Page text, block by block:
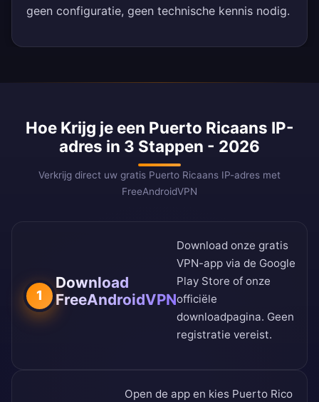
geen configuratie, geen technische kennis nodig.
Hoe Krijg je een Puerto Ricaans IP-
adres in 3 Stappen - 2026
Verkrijg direct uw gratis Puerto Ricaans IP-adres met
FreeAndroidVPN
1
Download
FreeAndroidVPN
Download onze gratis
VPN-app via de Google
Play Store of onze
officiële
downloadpagina. Geen
registratie vereist.
Open de app en kies Puerto Rico